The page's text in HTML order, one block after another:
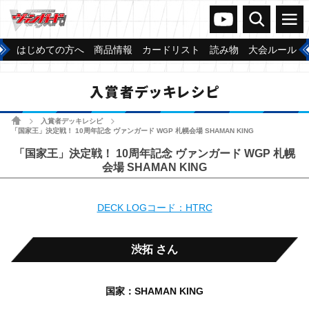
ヴァンガードch
検索 メニュー
はじめての方へ 商品情報 カードリスト 読み物 大会ルール
入賞者デッキレシピ
ホーム 入賞者デッキレシピ
「国家王」決定戦！ 10周年記念 ヴァンガード WGP 札幌会場 SHAMAN KING
「国家王」決定戦！ 10周年記念 ヴァンガード WGP 札幌
会場 SHAMAN KING
DECK LOGコード：HTRC
渋拓 さん
国家：SHAMAN KING